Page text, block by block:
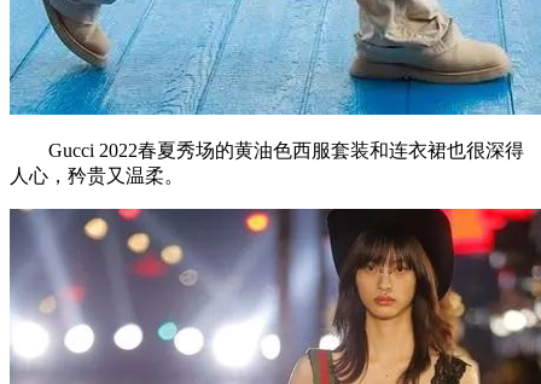
Gucci 2022春夏秀场的黄油色西服套装和连衣裙也很深得
人心，矜贵又温柔。